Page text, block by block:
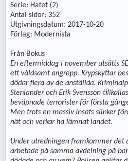
Serie: Hatet (2)
Antal sidor: 352
Utgivningsdatum: 2017-10-20
Förlag: Modernista
Från Bokus
En eftermiddag i november utsätts
ett våldsamt angrepp. Krypskyttar
dödar flera av de anställda.
Stenlander och Erik Svensson
beväpnade terrorister för första
Men trots en massiv insats slinker
nät och verkar ha lämnat landet.
Under utredningen framkommer det
arbetade på samma avdelning på